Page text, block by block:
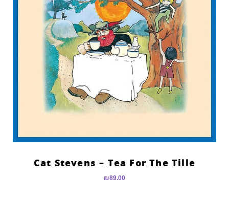
Cat Stevens – Tea For The Tille
₪89.00